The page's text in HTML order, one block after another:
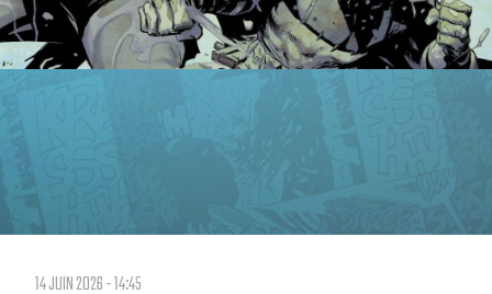
14 JUIN 2026 - 14:45